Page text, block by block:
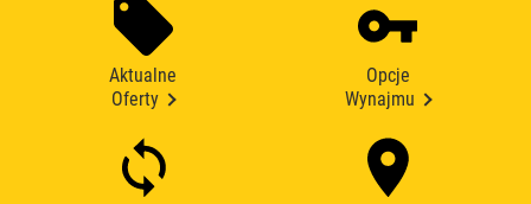
Aktualne
Oferty
Opcje
Wynajmu